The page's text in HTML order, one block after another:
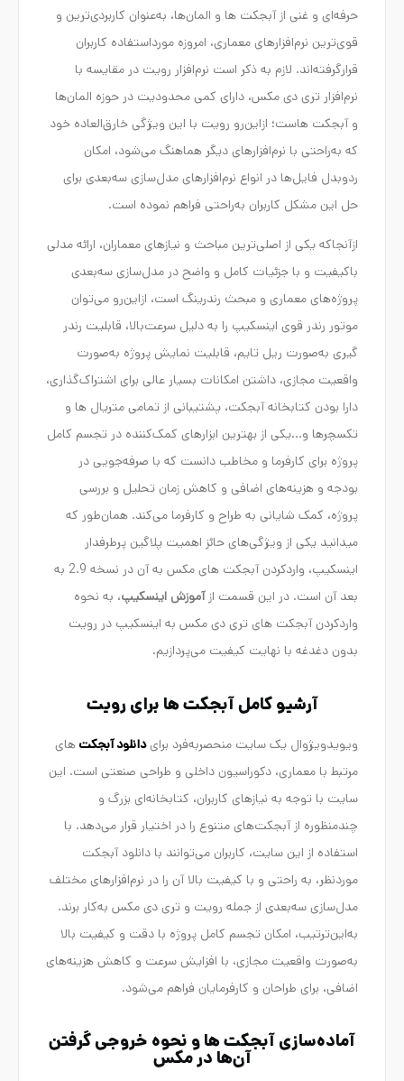
حرفه‌ای و غنی از آبجکت ها و المان‌ها، به‌عنوان کاربردی‌ترین و
قوی‌ترین نرم‌افزارهای معماری، امروزه مورداستفاده کاربران
قرارگرفته‌اند. لازم به ذکر است نرم‌افزار رویت در مقایسه با
نرم‌افزار تری دی مکس، دارای کمی محدودیت در حوزه المان‌ها
و آبجکت هاست؛ ازاین‌رو رویت با این ویژگی خارق‌العاده خود
که به‌راحتی با نرم‌افزارهای دیگر هماهنگ می‌شود، امکان
ردوبدل فایل‌ها در انواع نرم‌افزارهای مدل‌سازی سه‌بعدی برای
حل این مشکل کاربران به‌راحتی فراهم نموده است.
ازآنجاکه یکی از اصلی‌ترین مباحث و نیازهای معماران، ارائه مدلی
باکیفیت و با جزئیات کامل و واضح در مدل‌سازی سه‌بعدی
پروژه‌های معماری و مبحث رندرینگ است، ازاین‌رو می‌توان
موتور رندر قوی اینسکیپ را به دلیل سرعت‌بالا، قابلیت رندر
گیری به‌صورت ریل تایم، قابلیت نمایش پروژه به‌صورت
واقعیت مجازی، داشتن امکانات بسیار عالی برای اشتراک‌گذاری،
دارا بودن کتابخانه آبجکت، پشتیبانی از تمامی متریال ها و
تکسچرها و…یکی از بهترین ابزارهای کمک‌کننده در تجسم کامل
پروژه برای کارفرما و مخاطب دانست که با صرفه‌جویی در
بودجه و هزینه‌های اضافی و کاهش زمان تحلیل و بررسی
پروژه، کمک شایانی به طراح و کارفرما می‌کند. همان‌طور که
میدانید یکی از ویژگی‌های حائز اهمیت پلاگین پرطرفدار
اینسکیپ، واردکردن آبجکت های مکس به آن در نسخه 2.9 به
بعد آن است. در این قسمت ازآموزش اینسکیپ، به نحوه
واردکردن آبجکت های تری دی مکس به اینسکیپ در رویت
بدون دغدغه با نهایت کیفیت می‌پردازیم.
آرشیو کامل آبجکت ها برای رویت
ویویدویژوال یک سایت منحصربه‌فرد برایدانلود آبجکت‌های
مرتبط با معماری، دکوراسیون داخلی و طراحی صنعتی است. این
سایت با توجه به نیازهای کاربران، کتابخانه‌ای بزرگ و
چندمنظوره از آبجکت‌های متنوع را در اختیار قرار می‌دهد. با
استفاده از این سایت، کاربران می‌توانند با دانلود آبجکت
موردنظر، به راحتی و با کیفیت بالا آن را در نرم‌افزارهای مختلف
مدل‌سازی سه‌بعدی از جمله رویت و تری دی مکس به‌کار برند.
به‌این‌ترتیب، امکان تجسم کامل پروژه با دقت و کیفیت بالا
به‌صورت واقعیت مجازی، با افزایش سرعت و کاهش هزینه‌های
اضافی، برای طراحان و کارفرمایان فراهم می‌شود.
آماده‌سازی آبجکت ها و نحوه خروجی گرفتن
آن‌ها در مکس